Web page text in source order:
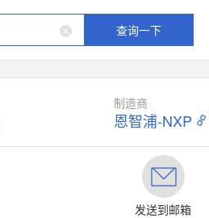
查询一下
制造商
恩智浦-NXP
发送到邮箱